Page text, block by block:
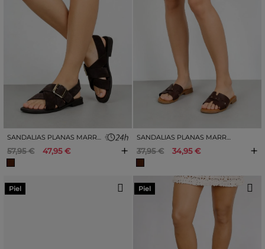
57,95 € 47,95 € + 37,95 € 34,95 € +
Piel Piel